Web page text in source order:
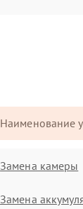
Наименование
Замена камеры
Замена